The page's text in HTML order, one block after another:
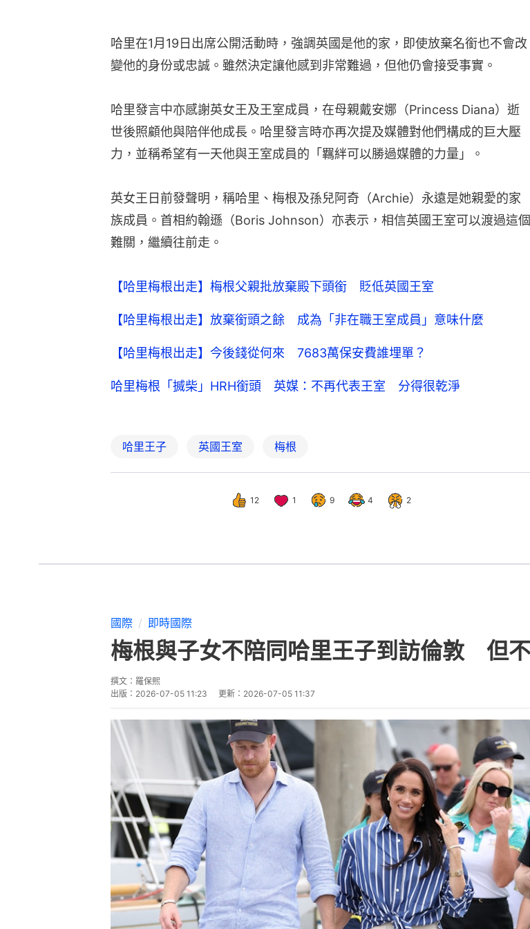
哈里在1月19日出席公開活動時，強調英國是他的家，即使放棄名銜也不會改
變他的身份或忠誠。雖然決定讓他感到非常難過，但他仍會接受事實。
哈里發言中亦感謝英女王及王室成員，在母親戴安娜（Princess Diana）逝
世後照顧他與陪伴他成長。哈里發言時亦再次提及媒體對他們構成的巨大壓
力，並稱希望有一天他與王室成員的「羈絆可以勝過媒體的力量」。
英女王日前發聲明，稱哈里、梅根及孫兒阿奇（Archie）永遠是她親愛的家
族成員。首相約翰遜（Boris Johnson）亦表示，相信英國王室可以渡過這個
難關，繼續往前走。
【哈里梅根出走】梅根父親批放棄殿下頭銜 貶低英國王室
【哈里梅根出走】放棄銜頭之餘 成為「非在職王室成員」意味什麼
【哈里梅根出走】今後錢從何來 7683萬保安費誰埋單？
哈里梅根「搣柴」HRH銜頭 英媒：不再代表王室 分得很乾淨
哈里王子 英國王室 梅根
12 1 9 4 2
國際 即時國際
梅根與子女不陪同哈里王子到訪倫敦 但
撰文： 羅保熙
出版： 2026-07-05 11:23 更新： 2026-07-05 11:37